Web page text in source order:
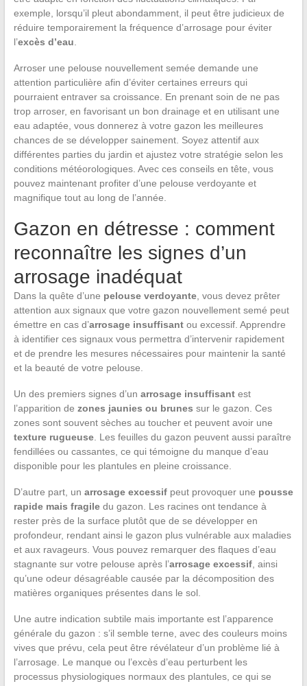
exemple, lorsqu’il pleut abondamment, il peut être judicieux de
réduire temporairement la fréquence d’arrosage pour éviter
l’excès d’eau
Arroser une pelouse nouvellement semée demande une
attention particulière afin d’éviter certaines erreurs qui
pourraient entraver sa croissance. En prenant soin de ne pas
trop arroser, en favorisant un bon drainage et en utilisant une
eau adaptée, vous donnerez à votre gazon les meilleures
chances de se développer sainement. Soyez attentif aux
différentes parties du jardin et ajustez votre stratégie selon les
conditions météorologiques. Avec ces conseils en tête, vous
pouvez maintenant profiter d’une pelouse verdoyante et
magnifique tout au long de l’année.
Gazon en détresse : comment
reconnaître les signes d’un
arrosage inadéquat
Dans la quête d’une pelouse verdoyante, vous devez prêter
attention aux signaux que votre gazon nouvellement semé peut
émettre en cas d’arrosage insuffisantou excessif. Apprendre
à identifier ces signaux vous permettra d’intervenir rapidement
et de prendre les mesures nécessaires pour maintenir la santé
et la beauté de votre pelouse.
Un des premiers signes d’un arrosage insuffisantest
l’apparition de zones jaunies ou brunes sur le gazon. Ces
zones sont souvent sèches au toucher et peuvent avoir une
texture rugueuse. Les feuilles du gazon peuvent aussi paraître
fendillées ou cassantes, ce qui témoigne du manque d’eau
disponible pour les plantules en pleine croissance.
D’autre part, un arrosage excessifpeut provoquer une pousse
rapide mais fragiledu gazon. Les racines ont tendance à
rester près de la surface plutôt que de se développer en
profondeur, rendant ainsi le gazon plus vulnérable aux maladies
et aux ravageurs. Vous pouvez remarquer des flaques d’eau
stagnante sur votre pelouse après l’arrosage excessif, ainsi
qu’une odeur désagréable causée par la décomposition des
matières organiques présentes dans le sol.
Une autre indication subtile mais importante est l’apparence
générale du gazon : s’il semble terne, avec des couleurs moins
vives que prévu, cela peut être révélateur d’un problème lié à
l’arrosage. Le manque ou l’excès d’eau perturbent les
processus physiologiques normaux des plantules, ce qui se